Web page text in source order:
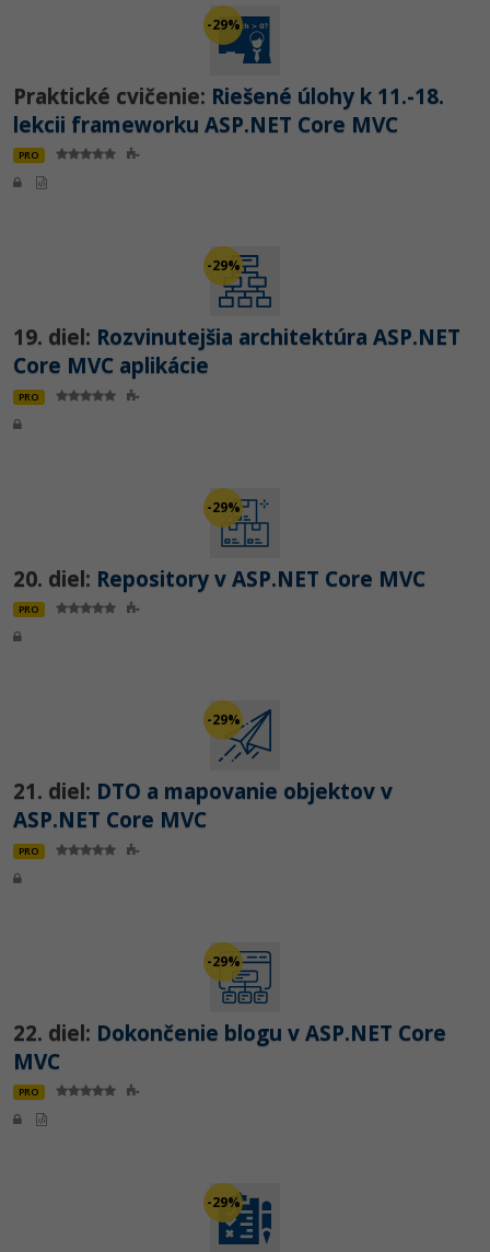
-29%
Praktické cvičenie: Riešené úlohy k 11.-18.
lekcii frameworku ASP.NET Core MVC
PRO
-29%
19. diel: Rozvinutejšia architektúra ASP.NET
Core MVC aplikácie
PRO
-29%
20. diel: Repository v ASP.NET Core MVC
PRO
-29%
21. diel: DTO a mapovanie objektov v
ASP.NET Core MVC
PRO
-29%
22. diel: Dokončenie blogu v ASP.NET Core
MVC
PRO
-29%